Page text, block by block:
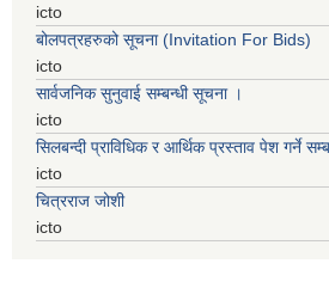
icto
बोलपत्रहरुको सूचना (Invitation For Bids)
icto
सार्वजनिक सुनुवाई सम्बन्धी सूचना ।
icto
सिलबन्दी प्राविधिक र आर्थिक प्रस्ताव पेश गर्ने
icto
चित्रराज जोशी
icto